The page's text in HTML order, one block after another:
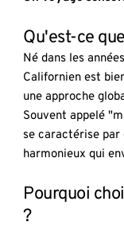
Qu'est-ce
Né dans les
Californien est
une approche
Souvent appelé
se caractérise par
harmonieux qui
Pourquoi
?